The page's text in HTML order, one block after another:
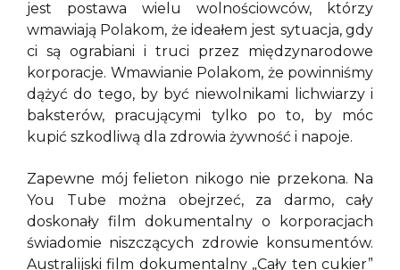
jest postawa wielu wolnościowców, którzy
wmawiają Polakom, że ideałem jest sytuacja, gdy
ci są ograbiani i truci przez międzynarodowe
korporacje. Wmawianie Polakom, że powinniśmy
dążyć do tego, by być niewolnikami lichwiarzy i
baksterów, pracującymi tylko po to, by móc
kupić szkodliwą dla zdrowia żywność i napoje.
Zapewne mój felieton nikogo nie przekona. Na
You Tube można obejrzeć, za darmo, cały
doskonały film dokumentalny o korporacjach
świadomie niszczących zdrowie konsumentów.
Australijski film dokumentalny „Cały ten cukier”